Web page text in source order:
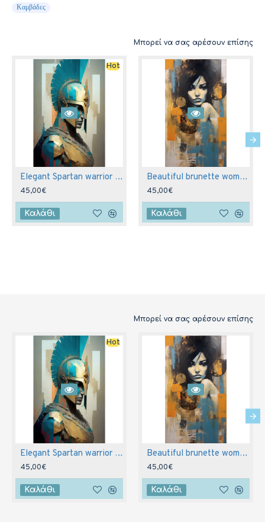
Καμβάδες
Μπορεί να σας αρέσουν επίσης
Hot
Elegant Spartan warrior - Πίνακας σε καμβά
45,00€
Καλάθι
Beautiful brunette woman - Πίνακας σε καμβά
45,00€
Καλάθι
Μπορεί να σας αρέσουν επίσης
Hot
Elegant Spartan warrior - Πίνακας σε καμβά
45,00€
Καλάθι
Beautiful brunette woman - Πίνακας σε καμβά
45,00€
Καλάθι